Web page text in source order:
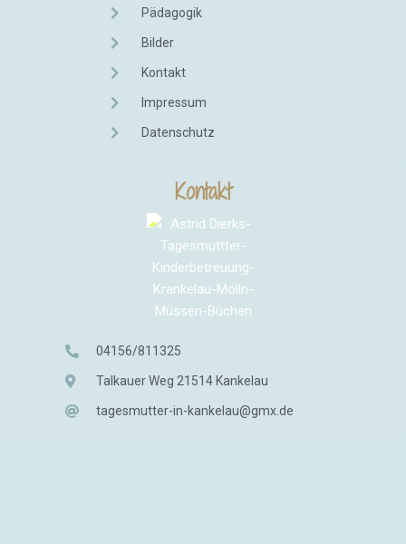
Pädagogik
Bilder
Kontakt
Impressum
Datenschutz
Kontakt
04156/811325
Talkauer Weg 21514 Kankelau
tagesmutter-in-kankelau@gmx.de